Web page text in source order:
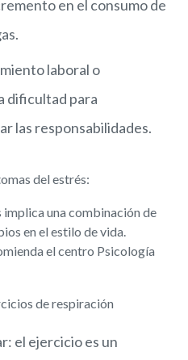
en el consumo de
laboral o
dificultad para
las responsabilidades.
del estrés:
una combinación de
en el estilo de vida.
el centro Psicología
de respiración
el ejercicio es un